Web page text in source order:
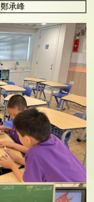
鄭承峰